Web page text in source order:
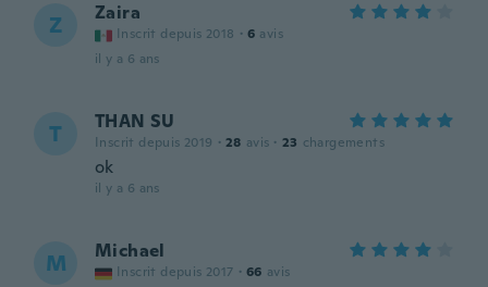
Z Zaira
Inscrit depuis 2018 · 6 avis
il y a 6 ans
T THAN SU
Inscrit depuis 2019 · 28 avis · 23 chargements
ok
il y a 6 ans
M Michael
Inscrit depuis 2017 · 66 avis